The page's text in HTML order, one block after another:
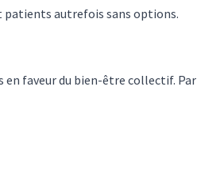
autrefois sans options.
faveur du bien-être collectif. Par